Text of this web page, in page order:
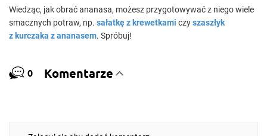
Wiedząc, jak obrać ananasa, możesz przygotowywać z niego wiele
smacznych potraw, np. sałatkę z krewetkami czyszaszłyk
z kurczaka z ananasem. Spróbuj!
0 Komentarze